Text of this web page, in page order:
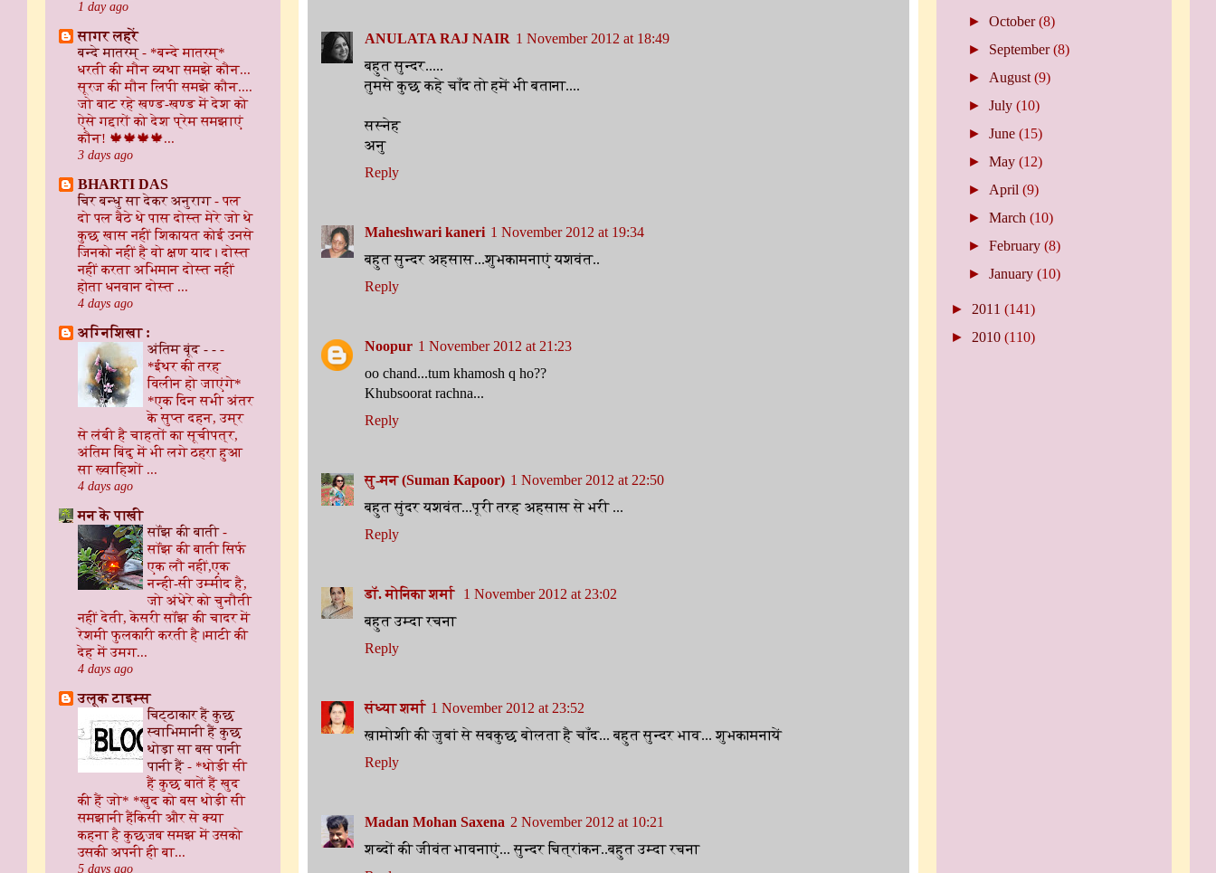
ANULATA RAJ NAIR 1 November 2012 at 18:49
बहुत सुन्दर.....
तुमसे कुछ कहे चाँद तो हमें भी बताना....
सस्नेह
अनु
Reply
Maheshwari kaneri 1 November 2012 at 19:34
बहुत सुन्दर अहसास...शुभकामनाएं यशवंत..
Reply
Noopur 1 November 2012 at 21:23
oo chand...tum khamosh q ho??
Khubsoorat rachna...
Reply
सु-मन (Suman Kapoor) 1 November 2012 at 22:50
बहुत सुंदर यशवंत...पूरी तरह अहसास से भरी ...
Reply
डॉ. मोनिका शर्मा 1 November 2012 at 23:02
बहुत उम्दा रचना
Reply
संध्या शर्मा 1 November 2012 at 23:52
ख़ामोशी की जुबां से सबकुछ बोलता है चाँद... बहुत सुन्दर भाव... शुभकामनायें
Reply
Madan Mohan Saxena 2 November 2012 at 10:21
शब्दों की जीवंत भावनाएं... सुन्दर चित्रांकन..बहुत उम्दा रचना
1 day ago
सागर लहरें
बन्दे मातरम्- *बन्दे मातरम्*
धरती की मौन व्यथा समझे कौन...
सूरज की मौन लिपी समझे कौन....
जो बाट रहे खण्ड-खण्ड में देश को
ऐसे गद्दारों को देश प्रेम समझाएं
कौन! 🍁🍁🍁🍁...
3 days ago
BHARTI DAS
चिर बन्धु सा देकर अनुराग-पल
दो पल बैठे थे पास दोस्त मेरे जो थे
कुछ खास नहीं शिकायत कोई उनसे
जिनको नहीं है वो क्षण याद। दोस्त
नहीं करता अभिमान दोस्त नहीं
होता धनवान दोस्त ...
4 days ago
अग्निशिखा :
अंतिम बूंद - - -
*ईथर की तरह
विलीन हो जाएंगे*
*एक दिन सभी अंतर
के सुप्त दहन, उम्र
से लंबी है चाहतों का सूचीपत्र,
अंतिम बिंदु में भी लगे ठहरा हुआ
सा ख़्वाहिशों ...
4 days ago
मन के पाखी
सॉंझ की बाती-
सॉंझ की बाती ​ सिर्फ
एक लौ नहीं, ​एक
नन्ही-सी उम्मीद है,
जो अंधेरे को चुनौती
नहीं देती, केसरी सॉंझ की चादर में
रेशमी फुलकारी करती है। ​माटी की
देह में उमग...
4 days ago
उलूक टाइम्स
चिट्ठाकार हैं कुछ
स्वाभिमानी हैं कुछ
थोड़ा सा बस पानी
पानी हैं- *थोड़ी सी
हैं कुछ बातें हैं खुद
की हैं जो* *खुद को बस थोड़ी सी
समझानी हैंकिसी और से क्या
कहना है कुछजब समझ में उसको
उसकी अपनी ही बा...
5 days ago
► October(8)
► September(8)
► August (9)
► July (10)
► June (15)
► May (12)
► April (9)
► March (10)
► February (8)
► January (10)
► 2011 (141)
► 2010 (110)